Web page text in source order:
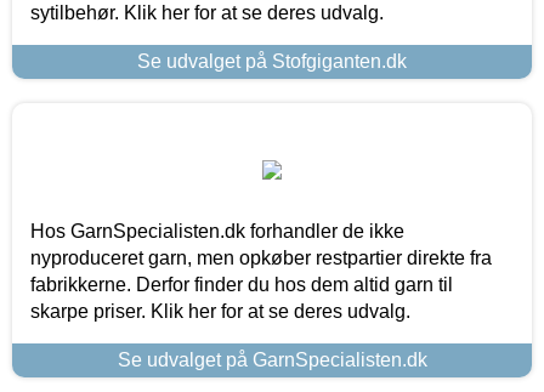
sytilbehør. Klik her for at se deres udvalg.
Se udvalget på Stofgiganten.dk
Hos GarnSpecialisten.dk forhandler de ikke
nyproduceret garn, men opkøber restpartier direkte fra
fabrikkerne. Derfor finder du hos dem altid garn til
skarpe priser. Klik her for at se deres udvalg.
Se udvalget på GarnSpecialisten.dk